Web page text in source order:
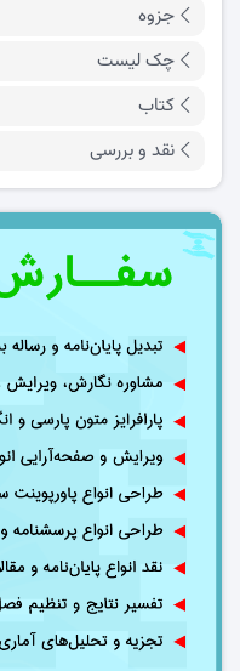
جزوه
چک لیست
کتاب
نقد و بررسی